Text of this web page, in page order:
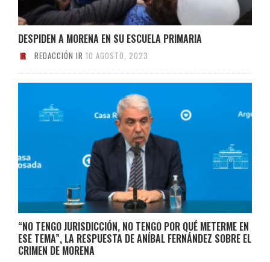
DESPIDEN A MORENA EN SU ESCUELA PRIMARIA
REDACCIÓN IR 10 AGOSTO, 2023
“NO TENGO JURISDICCIÓN, NO TENGO POR QUÉ METERME EN
ESE TEMA”, LA RESPUESTA DE ANÍBAL FERNÁNDEZ SOBRE EL
CRIMEN DE MORENA